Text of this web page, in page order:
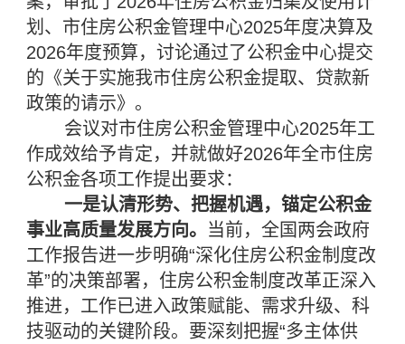
划、市住房公积金管理中心2025年度决算及
2026年度预算，讨论通过了公积金中心提交
的《关于实施我市住房公积金提取、贷款新
政策的请示》。
会议对市住房公积金管理中心2025年工
作成效给予肯定，并就做好2026年全市住房
公积金各项工作提出要求：
一是认清形势、把握机遇，锚定公积金
事业高质量发展方向。 当前，全国两会政府
工作报告进一步明确“深化住房公积金制度改
革”的决策部署，住房公积金制度改革正深入
推进，工作已进入政策赋能、需求升级、科
技驱动的关键阶段。要深刻把握“多主体供